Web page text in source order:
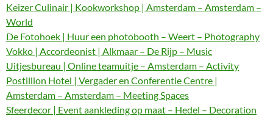
Keizer Culinair | Kookworkshop | Amsterdam – Amsterdam –
World
De Fotohoek | Huur een photobooth – Weert – Photography
Vokko | Accordeonist | Alkmaar – De Rijp – Music
Uitjesbureau | Online teamuitje – Amsterdam – Activity
Postillion Hotel | Vergader en Conferentie Centre |
Amsterdam – Amsterdam – Meeting Spaces
Sfeerdecor | Event aankleding op maat – Hedel – Decoration